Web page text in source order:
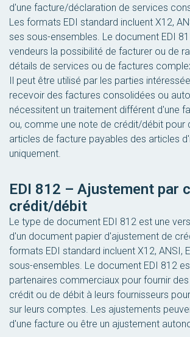
d'une facture/déclaration de services
Les formats EDI standard incluent X12,
ses sous-ensembles. Le document EDI
vendeurs la possibilité de facturer ou de
détails de services ou de factures
Il peut être utilisé par les parties
recevoir des factures consolidées ou
nécessitent un traitement différent d'une
ou, comme une note de crédit/débit pour
articles de facture payables des articles
uniquement.
EDI 812 – Ajustement par
crédit/débit
Le type de document EDI 812 est une
d'un document papier d'ajustement de
formats EDI standard incluent X12, ANSI,
sous-ensembles. Le document EDI 812
partenaires commerciaux pour fournir
crédit ou de débit à leurs fournisseurs
sur leurs comptes. Les ajustements
d'une facture ou être un ajustement